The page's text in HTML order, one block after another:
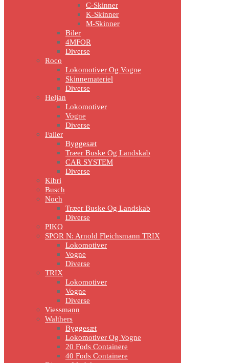
C-Skinner
K-Skinner
M-Skinner
Biler
4MFOR
Diverse
Roco
Lokomotiver Og Vogne
Skinnemateriel
Diverse
Heljan
Lokomotiver
Vogne
Diverse
Faller
Byggesæt
Træer Buske Og Landskab
CAR SYSTEM
Diverse
Kibri
Busch
Noch
Træer Buske Og Landskab
Diverse
PIKO
SPOR N: Arnold Fleichsmann TRIX
Lokomotiver
Vogne
Diverse
TRIX
Lokomotiver
Vogne
Diverse
Viessmann
Walthers
Byggesæt
Lokomotiver Og Vogne
20 Fods Containere
40 Fods Containere